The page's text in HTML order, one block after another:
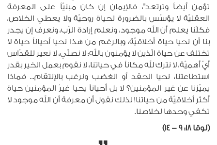
تؤمن أيضاً وترتعد"، فالإيمان إن كان مبنيّاً على المعرفة
العقليّة لا يؤسّس بالضرورة لحياة روحيّة ولا يعطي الخلاص،
فكلّنا يعلم أن الله موجود، ونعلم إرادة الرّب، ونعرف إن يجدر
بنا أن نحيا حياة أخلاقيّة، وبالرغم من هذا نحيا أحياناً حياة لا
تختلف عن حياة الّذين لا يؤمنون بالله: لا نصلّي، لا نعير للقدّاس
أيّ أهميّة، لا نترك لله مكاناً في حياتنا، لا نقوم بعمل الخير بقدر
استطاعتنا، نحيا الحقد أو الغضب ونرغب بالإنتقام... فماذا
يميّزنا عن غير المؤمنين؟ لا بل أحياناً يحيا غيرُ المؤمنين حياة
أكثر أخلاقيّة من حياتنا! لذلك نقول أن معرفة أن الله موجود لا
تكفي وحدها لخلاصنا.
(لوقا 18: 9 - 14)